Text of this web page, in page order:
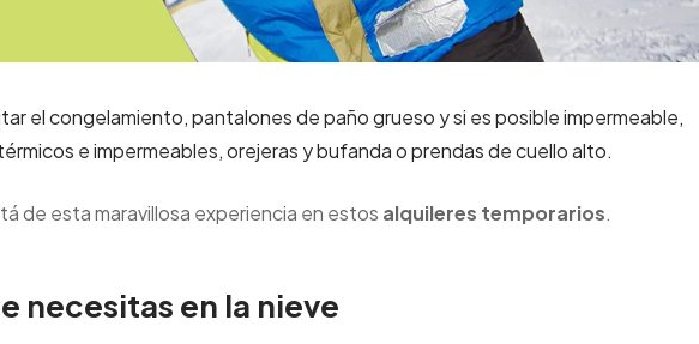
el congelamiento, pantalonesde paño grueso y si es posible impermeable,
e impermeables, orejeras y bufandao prendas de cuello alto.
de esta maravillosa experiencia en estos alquileres temporarios.
necesitas en la nieve